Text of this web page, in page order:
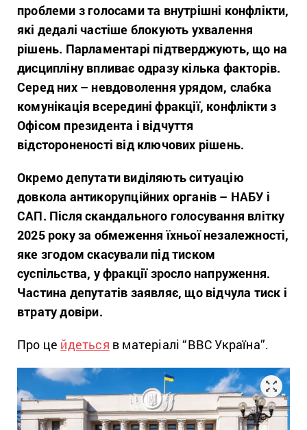
проблеми з голосами та внутрішні конфлікти,
які дедалі частіше блокують ухвалення
рішень. Парламентарі підтверджують, що на
дисципліну впливає одразу кілька факторів.
Серед них – невдоволення урядом, слабка
комунікація всередині фракції, конфлікти з
Офісом президента і відчуття
відстороненості від ключових рішень.
Окремо депутати виділяють ситуацію
довкола антикорупційних органів – НАБУ і
САП. Після скандального голосування влітку
2025 року за обмеження їхньої незалежності,
яке згодом скасували під тиском
суспільства, у фракції зросло напруження.
Частина депутатів заявляє, що відчула тиск і
втрату довіри.
Про це йдеться в матеріалі “BBC Україна”.